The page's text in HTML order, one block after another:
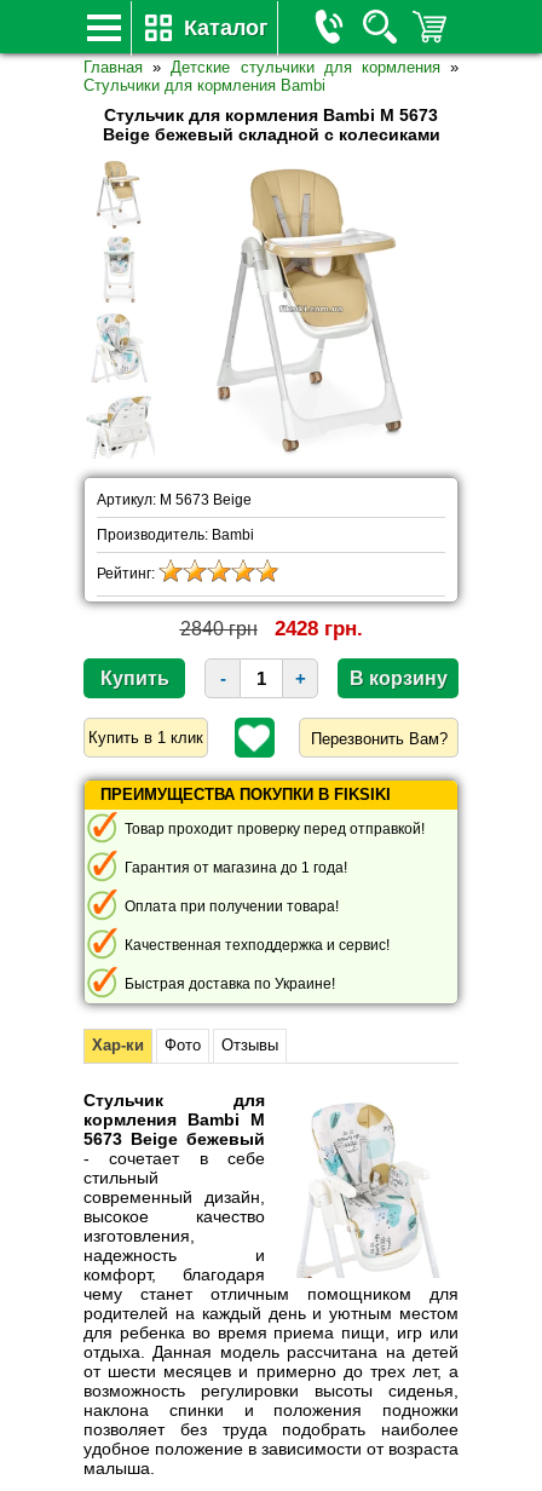
Каталог
Главная »Детские стульчики для кормления »
Стульчики для кормления Bambi
Стульчик для кормления Bambi M 5673
Beige бежевый складной с колесиками
Артикул: M 5673 Beige
Производитель: Bambi
Рейтинг:
2840 грн 2428 грн.
- +
Перезвонить Вам?
ПРЕИМУЩЕСТВА ПОКУПКИ В FIKSIKI
Товар проходит проверку перед отправкой!
Гарантия от магазина до 1 года!
Оплата при получении товара!
Качественная техподдержка и сервис!
Быстрая доставка по Украине!
Хар-ки Фото Отзывы
Стульчик для
кормления Bambi M
5673 Beige бежевый
- сочетает в себе
стильный
современный дизайн,
высокое качество
изготовления,
надежность и
комфорт, благодаря
чему станет отличным помощником для
родителей на каждый день и уютным местом
для ребенка во время приема пищи, игр или
отдыха. Данная модель рассчитана на детей
от шести месяцев и примерно до трех лет, а
возможность регулировки высоты сиденья,
наклона спинки и положения подножки
позволяет без труда подобрать наиболее
удобное положение в зависимости от возраста
малыша.